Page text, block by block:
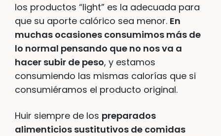
los productos “light” es la adecuada para
que su aporte calórico sea menor. En
muchas ocasiones consumimos más de
lo normal pensando que no nos va a
hacer subir de peso, y estamos
consumiendo las mismas calorías que si
consumiéramos el producto original.
Huir siempre de los preparados
alimenticios sustitutivos de comidas